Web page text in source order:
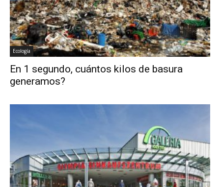
Ecología
En 1 segundo, cuántos kilos de basura
generamos?